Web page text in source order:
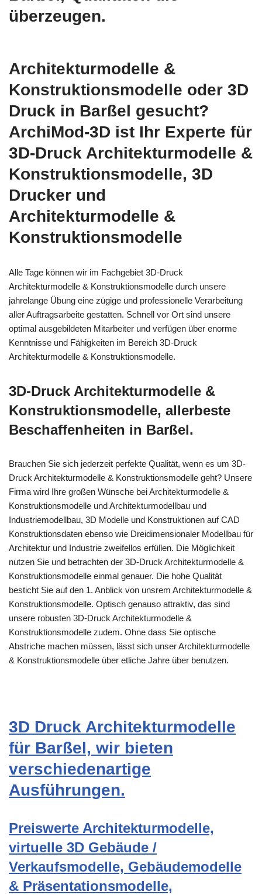
überzeugen.
Architekturmodelle &
Konstruktionsmodelle oder 3D
Druck in Barßel gesucht?
ArchiMod-3D ist Ihr Experte für
3D-Druck Architekturmodelle &
Konstruktionsmodelle, 3D
Drucker und
Architekturmodelle &
Konstruktionsmodelle
Alle Tage können wir im Fachgebiet 3D-Druck
Architekturmodelle & Konstruktionsmodelle durch unsere
jahrelange Übung eine zügige und professionelle Verarbeitung
aller Auftragsarbeite gestatten. Schnell vor Ort sind unsere
optimal ausgebildeten Mitarbeiter und verfügen über enorme
Kenntnisse und Fähigkeiten im Bereich 3D-Druck
Architekturmodelle & Konstruktionsmodelle.
3D-Druck Architekturmodelle &
Konstruktionsmodelle, allerbeste
Beschaffenheiten in Barßel.
Brauchen Sie sich jederzeit perfekte Qualität, wenn es um 3D-
Druck Architekturmodelle & Konstruktionsmodelle geht? Unsere
Firma wird Ihre großen Wünsche bei Architekturmodelle &
Konstruktionsmodelle und Architekturmodellbau und
Industriemodellbau, 3D Modelle und Konstruktionen auf CAD
Konstruktionsdaten ebenso wie Dreidimensionaler Modellbau für
Architektur und Industrie zweifellos erfüllen. Die Möglichkeit
nutzen Sie und betrachten der 3D-Druck Architekturmodelle &
Konstruktionsmodelle einmal genauer. Die hohe Qualität
besticht Sie auf den 1. Anblick von unsrem Architekturmodelle &
Konstruktionsmodelle. Optisch genauso attraktiv, das sind
unsere robusten 3D-Druck Architekturmodelle &
Konstruktionsmodelle zudem. Ohne dass Sie optische
Abstriche machen müssen, lässt sich unser Architekturmodelle
& Konstruktionsmodelle über etliche Jahre über benutzen.
3D Druck Architekturmodelle
für Barßel, wir bieten
verschiedenartige
Ausführungen.
Preiswerte Architekturmodelle,
virtuelle 3D Gebäude /
Verkaufsmodelle, Gebäudemodelle
& Präsentationsmodelle,